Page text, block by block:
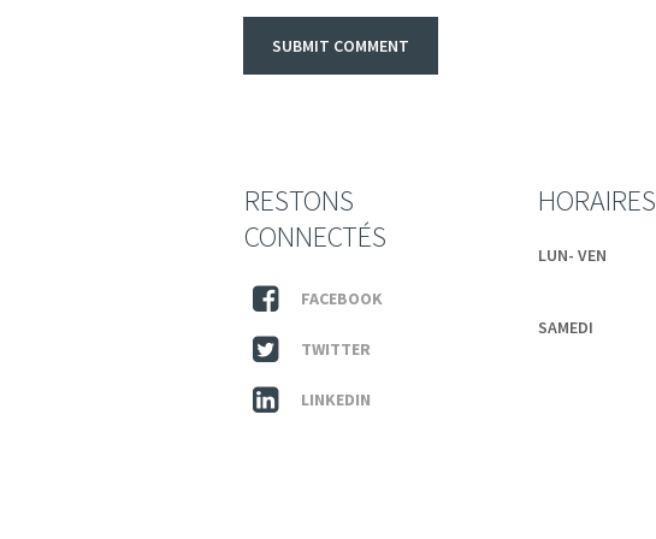
RESTONS
CONNECTÉS
FACEBOOK
TWITTER
LINKEDIN
HORAIRES
LUN- VEN
SAMEDI